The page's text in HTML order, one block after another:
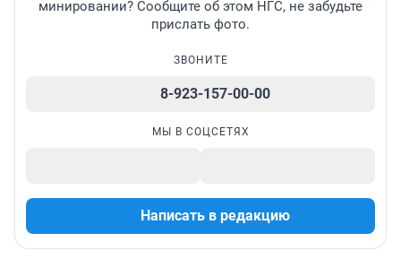
минировании? Сообщите об этом НГС, не забудьте
прислать фото.
ЗВОНИТЕ
8-923-157-00-00
МЫ В СОЦСЕТЯХ
Написать в редакцию